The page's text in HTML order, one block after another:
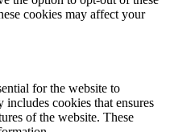
cookies may affect your
for the website to
cookies that ensures
of the website. These